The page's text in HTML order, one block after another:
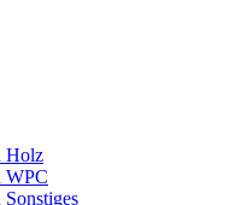
Holz
WPC
Sonstiges